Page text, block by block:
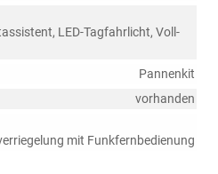
LED-Tagfahrlicht, Voll-
Pannenkit
vorhanden
mit Funkfernbedienung